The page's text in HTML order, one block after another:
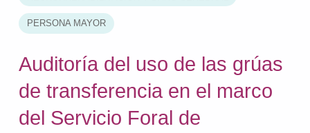
PERSONA MAYOR
Auditoría del uso de las grúas
de transferencia en el marco
del Servicio Foral de